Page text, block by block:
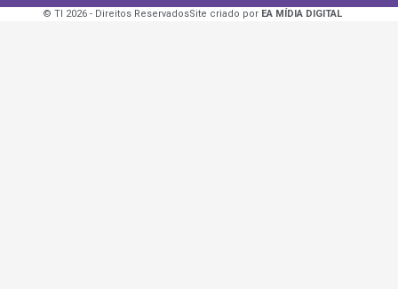
© TI 2026 - Direitos ReservadosSite criado por EA MÍDIA DIGITAL